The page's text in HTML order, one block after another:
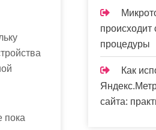
пока
происходит
процедуры
Как
сайта: